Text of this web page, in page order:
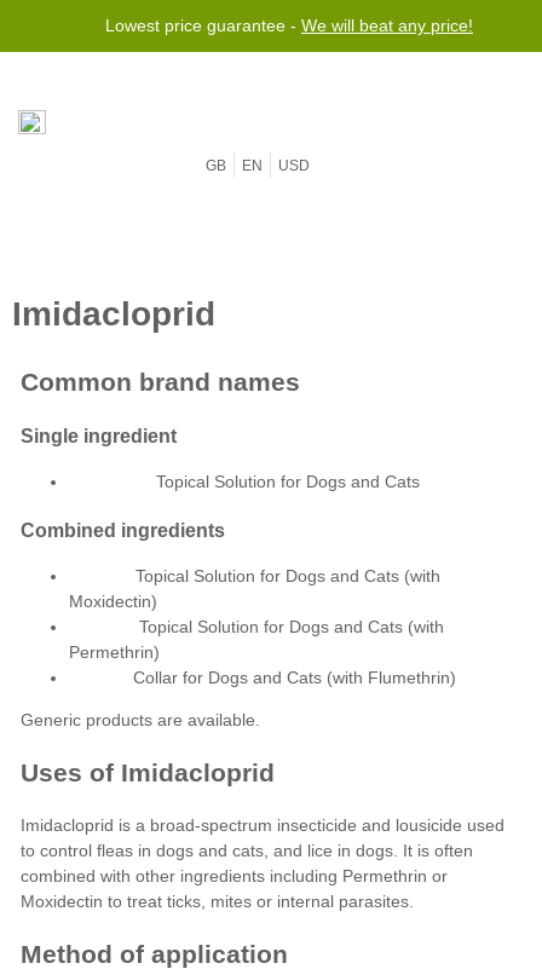
Lowest price guarantee - We will beat any price!
GB EN USD
Topical Solution for Dogs and Cats
Topical Solution for Dogs and Cats (with
Moxidectin)
Topical Solution for Dogs and Cats (with
Permethrin)
Collar for Dogs and Cats (with Flumethrin)